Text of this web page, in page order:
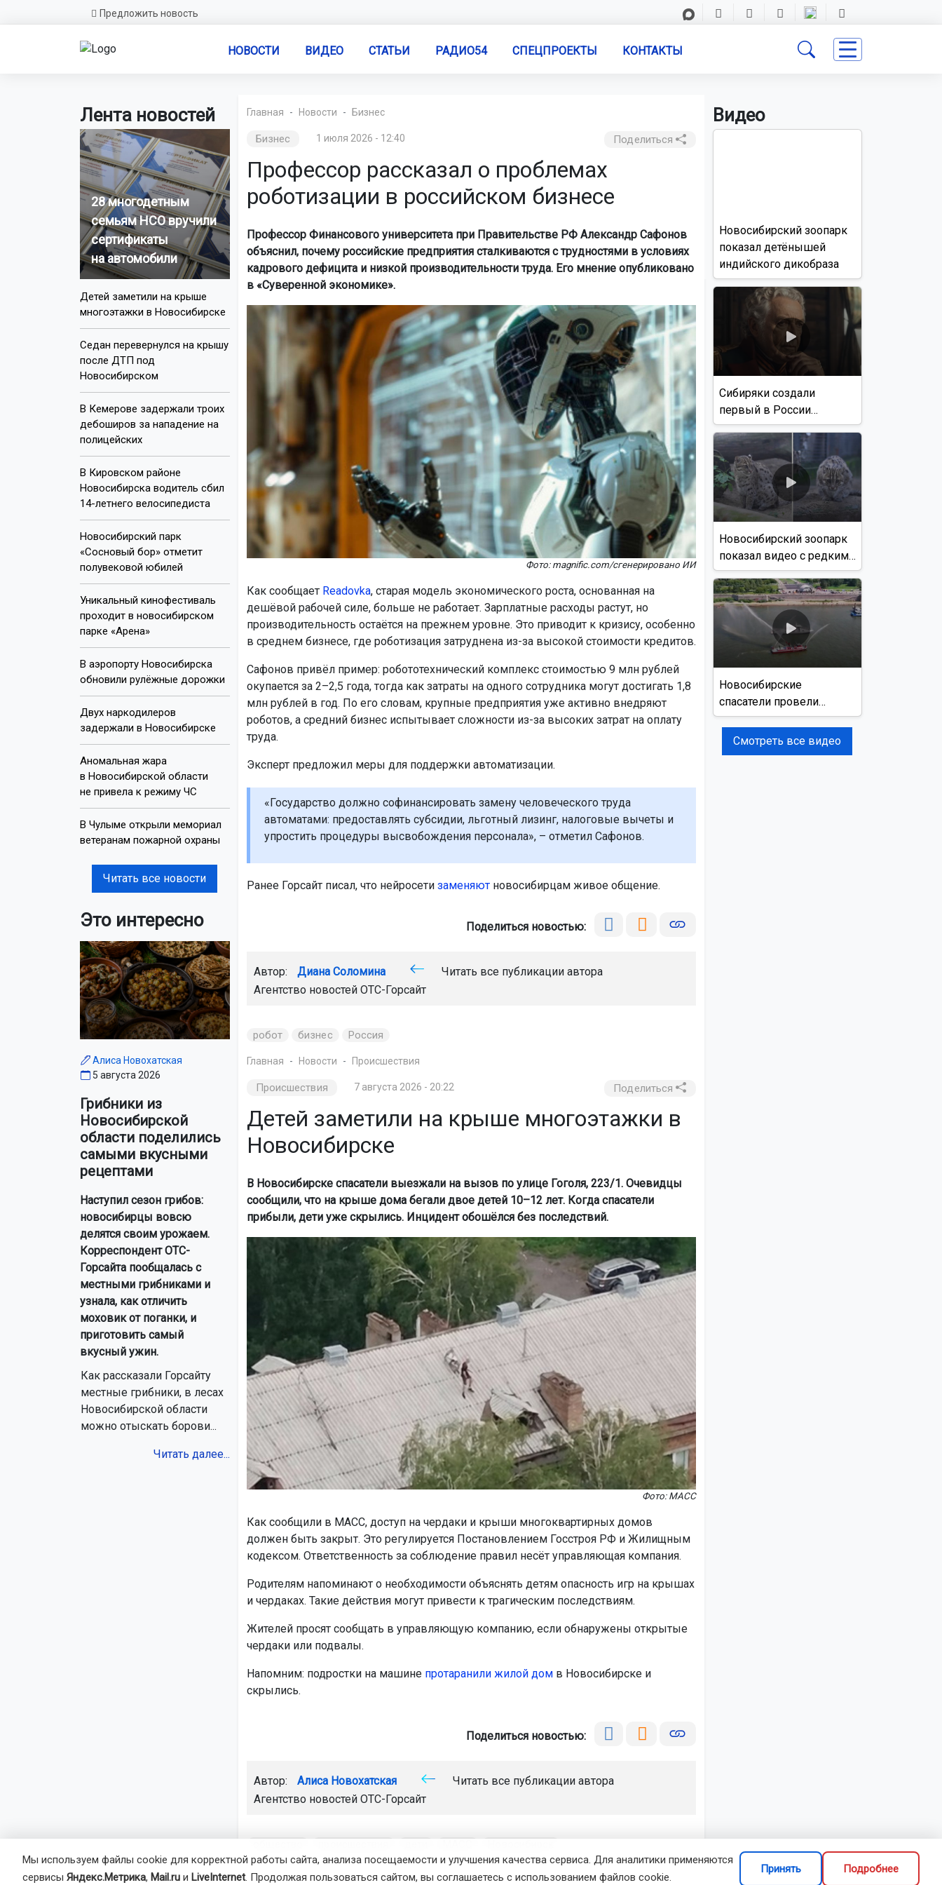
Предложить новость
НОВОСТИ ВИДЕО СТАТЬИ РАДИО54 СПЕЦПРОЕКТЫ КОНТАКТЫ
Лента новостей
28 многодетным
семьям НСО вручили
сертификаты
на автомобили
Детей заметили на крыше
многоэтажки в Новосибирске
Седан перевернулся на крышу
после ДТП под
Новосибирском
В Кемерове задержали троих
дебоширов за нападение на
полицейских
В Кировском районе
Новосибирска водитель сбил
14-летнего велосипедиста
Новосибирский парк
«Сосновый бор» отметит
полувековой юбилей
Уникальный кинофестиваль
проходит в новосибирском
парке «Арена»
В аэропорту Новосибирска
обновили рулёжные дорожки
Двух наркодилеров
задержали в Новосибирске
Аномальная жара
в Новосибирской области
не привела к режиму ЧС
В Чулыме открыли мемориал
ветеранам пожарной охраны
Читать все новости
Это интересно
Алиса Новохатская
5 августа 2026
Грибники из
Новосибирской
области поделились
самыми вкусными
рецептами
Наступил сезон грибов:
новосибирцы вовсю
делятся своим урожаем.
Корреспондент ОТС-
Горсайта пообщалась с
местными грибниками и
узнала, как отличить
моховик от поганки, и
приготовить самый
вкусный ужин.
Как рассказали Горсайту
местные грибники, в лесах
Новосибирской области
можно отыскать борови...
Читать далее...
Главная Новости Бизнес
Бизнес 1 июля 2026 - 12:40 Поделиться
Профессор рассказал о проблемах
роботизации в российском бизнесе
Профессор Финансового университета при Правительстве РФ Александр Сафонов
объяснил, почему российские предприятия сталкиваются с трудностями в условиях
кадрового дефицита и низкой производительности труда. Его мнение опубликовано
в «Суверенной экономике».
Фото: magnific.com/сгенерировано ИИ
Как сообщает Readovka, старая модель экономического роста, основанная на
дешёвой рабочей силе, больше не работает. Зарплатные расходы растут, но
производительность остаётся на прежнем уровне. Это приводит к кризису, особенно
в среднем бизнесе, где роботизация затруднена из-за высокой стоимости кредитов.
Сафонов привёл пример: робототехнический комплекс стоимостью 9 млн рублей
окупается за 2–2,5 года, тогда как затраты на одного сотрудника могут достигать 1,8
млн рублей в год. По его словам, крупные предприятия уже активно внедряют
роботов, а средний бизнес испытывает сложности из-за высоких затрат на оплату
труда.
Эксперт предложил меры для поддержки автоматизации.
«Государство должно софинансировать замену человеческого труда
автоматами: предоставлять субсидии, льготный лизинг, налоговые вычеты и
упростить процедуры высвобождения персонала», – отметил Сафонов.
Ранее Горсайт писал, что нейросети заменяютновосибирцам живое общение.
Поделиться новостью:
Автор: Диана Соломина
Читать все публикации автора
Агентство новостей ОТС-Горсайт
робот бизнес Россия
Главная Новости Происшествия
Происшествия 7 августа 2026 - 20:22 Поделиться
Детей заметили на крыше многоэтажки в
Новосибирске
В Новосибирске спасатели выезжали на вызов по улице Гоголя, 223/1. Очевидцы
сообщили, что на крыше дома бегали двое детей 10–12 лет. Когда спасатели
прибыли, дети уже скрылись. Инцидент обошёлся без последствий.
Фото: МАСС
Как сообщили в МАСС, доступ на чердаки и крыши многоквартирных домов
должен быть закрыт. Это регулируется Постановлением Госстроя РФ и Жилищным
кодексом. Ответственность за соблюдение правил несёт управляющая компания.
Родителям напоминают о необходимости объяснять детям опасность игр на крышах
и чердаках. Такие действия могут привести к трагическим последствиям.
Жителей просят сообщать в управляющую компанию, если обнаружены открытые
чердаки или подвалы.
Напомним: подростки на машине протаранили жилой домв Новосибирске и
скрылись.
Поделиться новостью:
Автор: Алиса Новохатская
Читать все публикации автора
Агентство новостей ОТС-Горсайт
Главная Новости Авто
Видео
Новосибирский зоопарк
показал детёнышей
индийского дикобраза
Сибиряки создали
первый в России
документальный фильм
с использованием ИИ
Новосибирский зоопарк
показал видео с редким
виверровым котом
Новосибирские
спасатели провели
учения на реке Обь
Смотреть все видео
Мы используем файлы cookie для корректной работы сайта, анализа посещаемости и улучшения качества сервиса. Для аналитики применяются
сервисы Яндекс.Метрика, Mail.ru и LiveInternet. Продолжая пользоваться сайтом, вы соглашаетесь с использованием файлов cookie.
Принять Подробнее